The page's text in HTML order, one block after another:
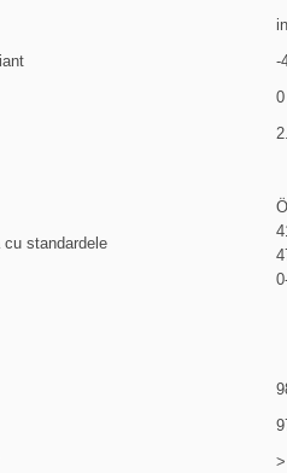
-
standardele